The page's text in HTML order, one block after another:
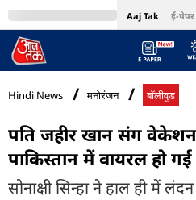
Aaj Tak ई-पेपर
MumbaiTak Cosmopolitan
Hindi News मनोरंजन बॉलीवुड
पत‍ि जहीर खान संग वेकेशन
पाकिस्तान में वायरल हो गई
सोनाक्षी सिन्हा ने हाल ही में